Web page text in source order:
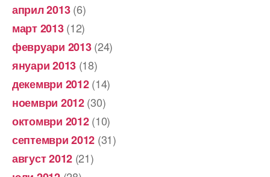
април 2013(6)
март 2013(12)
февруари 2013(24)
януари 2013 (18)
декември 2012(14)
ноември 2012(30)
октомври 2012(10)
септември 2012 (31)
август 2012 (21)